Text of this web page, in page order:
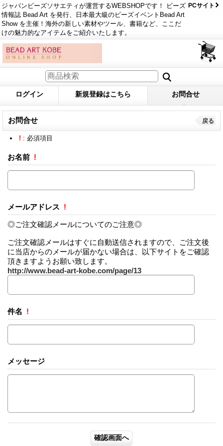
ジャパンビーズソサエティが運営するWEBSHOPです！ ビーズ
情報誌 Bead Art を発行、日本最大級のビーズイベントBead Art
Show を主催！海外の新しい素材やツール、書籍など、ここだ
けの魅力的なアイテムをご紹介いたします。
PCサイト
ログイン 新規登録はこちら お問合せ
お問合せ 戻る
! : 必須項目
お名前 !
メールアドレス !
◎ご注文確認メールについてのご注意◎
ご注文確認メールはすぐに自動送信されますので、ご注文後
に当店からのメールが届かない場合は、以下サイトをご確認
頂きますようお願い致します。
http://www.bead-art-kobe.com/page/13
件名 !
メッセージ